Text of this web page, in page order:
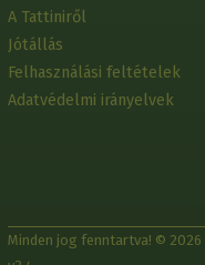
A Tattiniről
Jótállás
Felhasználási feltételek
Adatvédelmi irányelvek
Minden jog fenntartva! © 2026